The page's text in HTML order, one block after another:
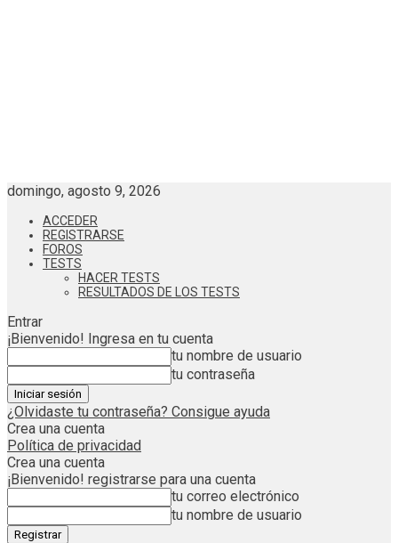
domingo, agosto 9, 2026
ACCEDER
REGISTRARSE
FOROS
TESTS
HACER TESTS
RESULTADOS DE LOS TESTS
Entrar
¡Bienvenido! Ingresa en tu cuenta
tu nombre de usuario
tu contraseña
¿Olvidaste tu contraseña? Consigue ayuda
Crea una cuenta
Política de privacidad
Crea una cuenta
¡Bienvenido! registrarse para una cuenta
tu correo electrónico
tu nombre de usuario